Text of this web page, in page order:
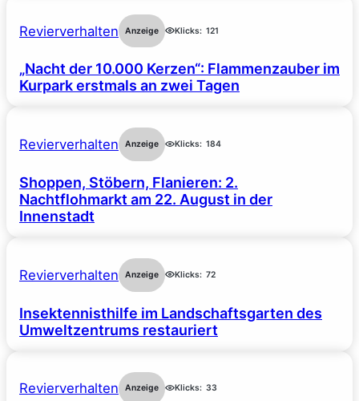
Revierverhalten Anzeige Klicks: 121
„Nacht der 10.000 Kerzen“: Flammenzauber im
Kurpark erstmals an zwei Tagen
Revierverhalten Anzeige Klicks: 184
Shoppen, Stöbern, Flanieren: 2.
Nachtflohmarkt am 22. August in der
Innenstadt
Revierverhalten Anzeige Klicks: 72
Insektennisthilfe im Landschaftsgarten des
Umweltzentrums restauriert
Revierverhalten Anzeige Klicks: 33